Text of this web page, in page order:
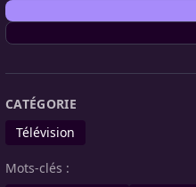
CATÉGORIE
Télévision
Mots-clés :